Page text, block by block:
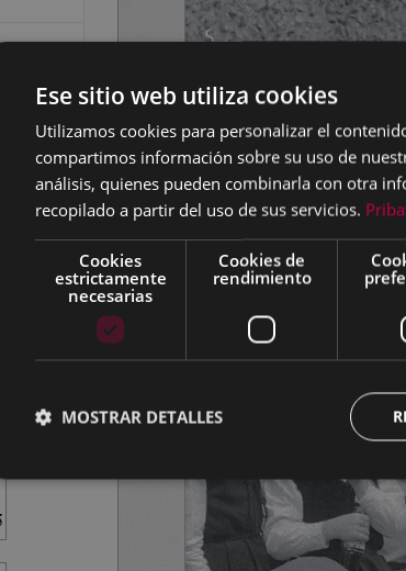
Ese sitio web utiliza cookies
Utilizamos cookies para personalizar el
compartimos información sobre su uso de
análisis, quienes pueden combinarla con otra
recopilado a partir del uso de sus servicios.
Cookies
estrictamente
necesarias
Cookies de
rendimiento
MOSTRAR DETALLES